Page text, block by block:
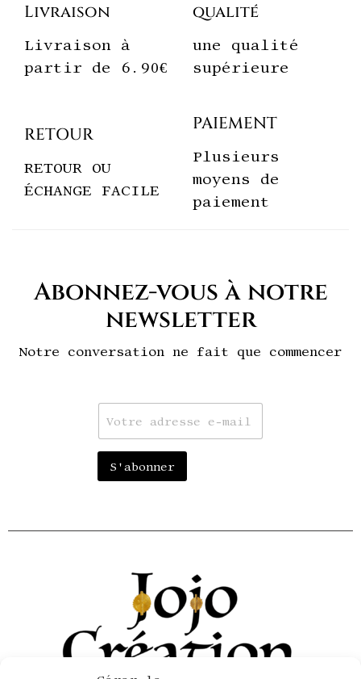
Livraison
Livraison à
partir de 6.90€
qualité
une qualité
supérieure
RETOUR
RETOUR OU
ÉCHANGE FACILE
PAIEMENT
Plusieurs
moyens de
paiement
Abonnez-vous à notre
newsletter
Notre conversation ne fait que commencer
a
i
S'abonner